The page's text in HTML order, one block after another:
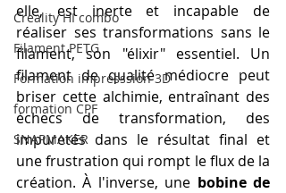
Creality HI combo
Filament PETG
Formation impresssion 3D
formation CPF
SNAPMAKER
elle, est inerte et incapable de
réaliser ses transformations sans le
filament, son "élixir" essentiel. Un
filament de qualité médiocre peut
briser cette alchimie, entraînant des
échecs de transformation, des
impuretés dans le résultat final et
une frustration qui rompt le flux de la
création. À l'inverse, une bobine de